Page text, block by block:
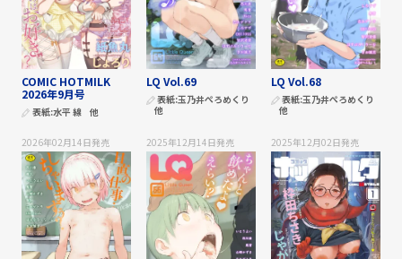
COMIC HOTMILK
2026年9月号
表紙:水平 線 他
LQ Vol.69
表紙:玉乃井ぺろめくり
他
LQ Vol.68
表紙:玉乃井ぺろめくり
他
2026年02月14日発売 2025年12月14日発売 2025年12月02日発売